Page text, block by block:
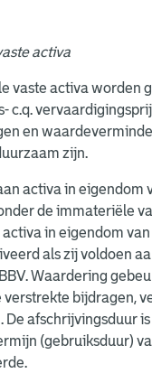
activa
vaste activa worden
c.q.
en
zijn.
activa in eigendom
de immateriële
in eigendom
als zij voldoen
Waardering
verstrekte bijdragen,
De afschrijvingsduur
(gebruiksduur)